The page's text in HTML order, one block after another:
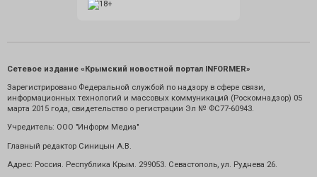
Сетевое издание «Крымский новостной портал INFORMER»
Зарегистрировано Федеральной службой по надзору в сфере связи,
информационных технологий и массовых коммуникаций (Роскомнадзор) 05
марта 2015 года, свидетельство о регистрации Эл № ФС77-60943.
Учредитель: ООО "Информ Медиа"
Главный редактор Синицын А.В.
Адрес: Россия. Республика Крым. 299053. Севастополь, ул. Руднева 26.